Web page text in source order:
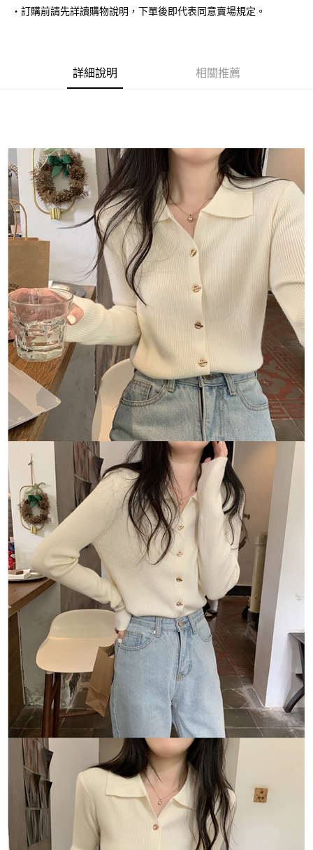
街口支付
便利好安心！
１．簡單：不需註冊會員、不需綁卡、不需儲值。
２．便利：只要手機號碼，簡訊認證，即可結帳。
３．安心：先確認商品／服務後，再付款。
【「AFTEE先享後付」結帳流程】
１．於結帳方式選擇「AFTEE先享後付」後，將跳轉至「AFTEE先享後付」
結帳頁面，進行簡訊認證並確認金額後，即可完成結帳。
２．訂單成立數日內，您將收到繳費通知簡訊。
３．收到繳費通知簡訊後14天內，點擊此簡訊中的連結，可透過四大超商／
ATM／網路銀行／等多元方式進行付款，方視為交易完成。
※ 請注意：結帳手續完成當下不需立刻繳費，但若您需要取消訂單，請聯絡
購買商品的店家。未經商家同意取消之訂單仍視為有效，需透過AFTEE先享
後付繳納相關費用。
※ 交易是否成功請以「AFTEE先享後付 」之結帳頁面顯示為準，若有關於
是否繳費成功／繳費後需取消欲退款等相關疑問，請聯繫「AFTEE先享後付
客戶支援中心」
https://netprotections.freshdesk.com/support/home
【注意事項】
１．透過由恩沛科技股份有限公司提供之「AFTEE先享後付」服務完成之交
易，需依本服務之必要範圍內提供個人資料，並將交易相關給付款項請求債
權轉讓予恩沛科技股份有限公司。
２．關於個人資料處理事宜，請瀏覽以下網址：
https://aftee.tw/terms/#terms3
３．未成年的使用者請事先徵得法定代理人或監護人之同意方可使用
「AFTEE先享後付」，若未經同意申辦者引起之損失，本公司不負相關責
任。
４．使用「AFTEE先享後付」時，將依據個別帳號之用戶狀況，依本公司即
時審查核予不同之上限額度；若仍有額度不足之情形，本公司將視審查結果
請求用戶進行身份認證。
５．嚴禁一人註冊多個帳號或使用他人資訊註冊。若發現惡意使用之情形，
恩沛科技股份有限公司將有權停止該用戶之使用額度並採取法律行動。
運送方式
全家取貨付款
每筆NT$80，滿NT$1,500(含以上)免運費
付款後全家取貨
每筆NT$80，滿NT$1,500(含以上)免運費
萊爾富取貨付款
每筆NT$80，滿NT$1,500(含以上)免運費
付款後萊爾富取貨
每筆NT$80，滿NT$1,500(含以上)免運費
離島取貨加價40
每筆NT$80，滿NT$1,500(含以上)免運費
付款後7-11取貨
每筆NT$80，滿NT$1,500(含以上)免運費
宅配
每筆NT$100，滿NT$1,500(含以上)免運費
海外宅配 查看運費
‧訂購前請先詳讀購物說明，下單後即代表同意賣場規定。
詳細說明 相關推薦